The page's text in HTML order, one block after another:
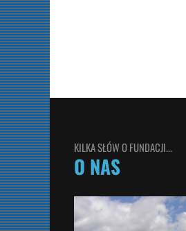
KILKA SŁÓW O FUNDACJI...
O NAS